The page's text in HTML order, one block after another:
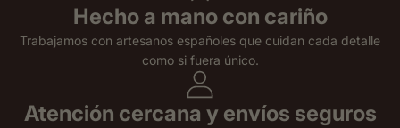
Hecho a mano con cariño
Trabajamos con artesanos españoles que cuidan cada detalle
como si fuera único.
Atención cercana y envíos seguros